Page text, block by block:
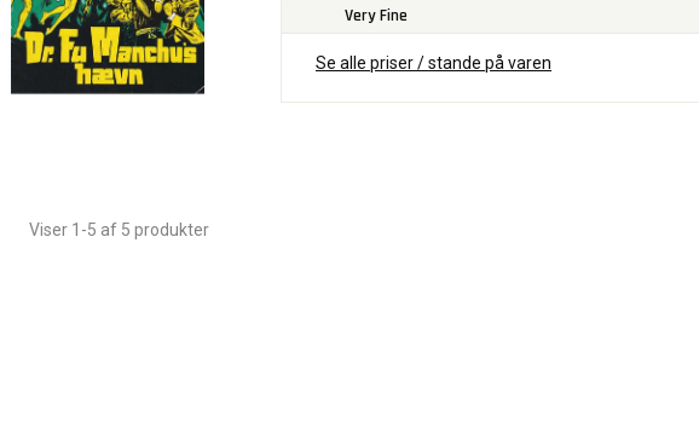
Very Fine
Se alle priser / stande på varen
Viser 1-5 af 5 produkter